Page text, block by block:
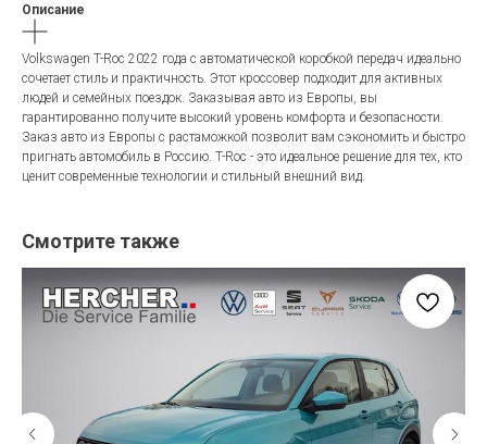
Описание
Volkswagen T-Roc 2022 года с автоматической коробкой передач идеально
сочетает стиль и практичность. Этот кроссовер подходит для активных
людей и семейных поездок. Заказывая авто из Европы, вы
гарантированно получите высокий уровень комфорта и безопасности.
Заказ авто из Европы с растаможкой позволит вам сэкономить и быстро
пригнать автомобиль в Россию. T-Roc - это идеальное решение для тех, кто
ценит современные технологии и стильный внешний вид.
Смотрите также